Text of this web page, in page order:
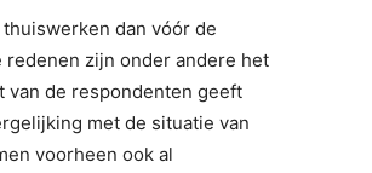
dan vóór de
zijn onder andere het
van de respondenten geeft
met de situatie van
voorheen ook al